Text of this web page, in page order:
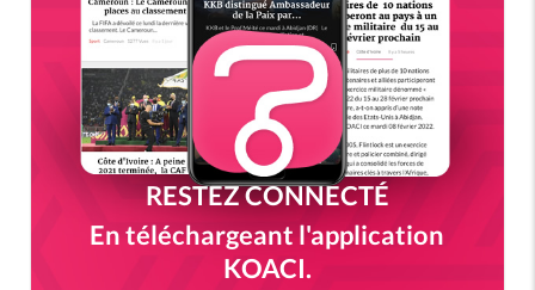
RESTEZ CONNECTÉ
En téléchargeant l'application
KOACI.